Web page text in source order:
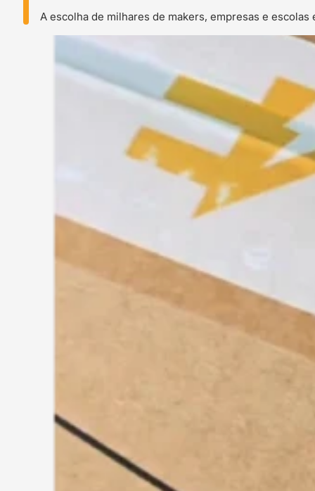
A escolha de milhares de makers, empresas e escolas